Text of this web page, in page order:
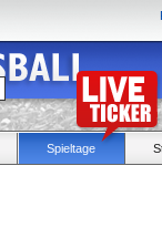
Spieltage